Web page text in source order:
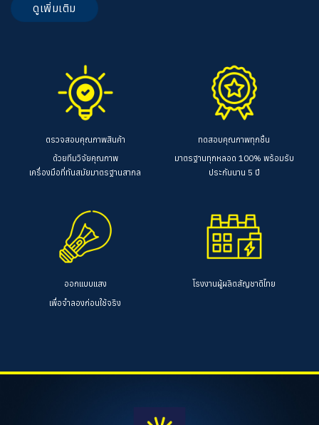
ดูเพิ่มเติม
ตรวจสอบคุณภาพสินค้า
ด้วยทีมวิจัยคุณภาพ
เครื่องมือที่ทันสมัยมาตรฐานสากล
ทดสอบคุณภาพทุกชิ้น
มาตรฐานทุกหลอด 100% พร้อมรับ
ประกันนาน 5 ปี
ออกแบบแสง
เพื่อจำลองก่อนใช้จริง
โรงงานผู้ผลิตสัญชาติไทย